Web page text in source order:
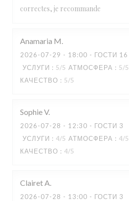
correctes, je recommande
Anamaria M
2026-07-29 - 18:00 - ГОСТИ 16
УСЛУГИ : 5/5 АТМОСФЕРА : 5/5
КАЧЕСТВО : 5/5
SophieV
2026-07-28 - 12:30 - ГОСТИ 3
УСЛУГИ : 4/5 АТМОСФЕРА : 4/5
КАЧЕСТВО : 4/5
ClairetA
2026-07-28 - 13:00 - ГОСТИ 3